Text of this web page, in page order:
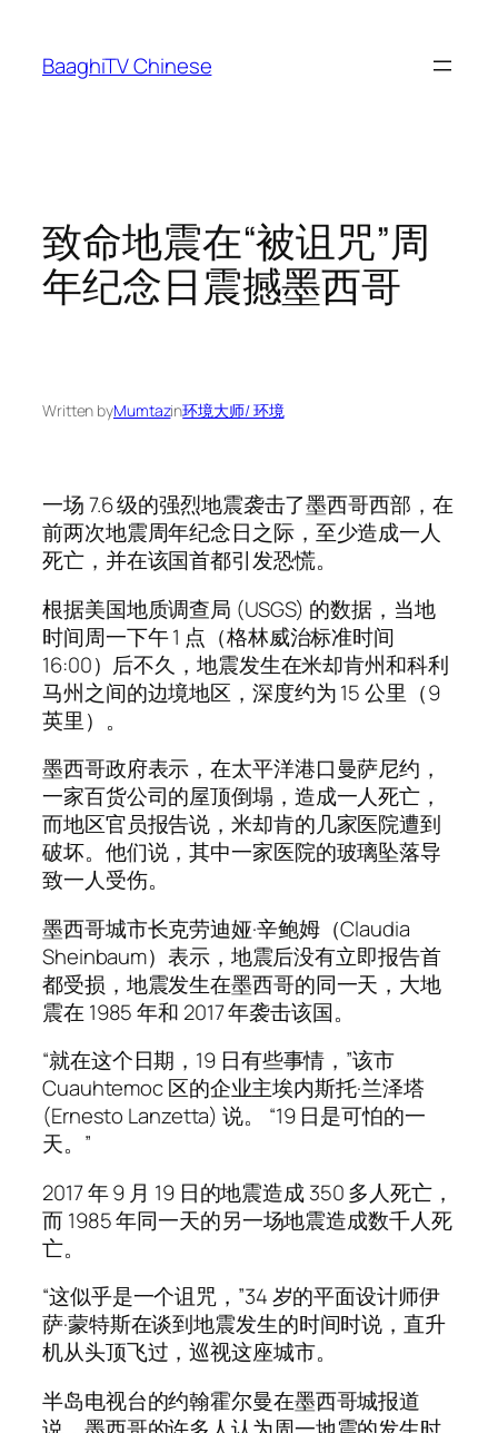
content
BaaghiTV Chinese
致命地震在“被诅咒”周
年纪念日震撼墨西哥
Written byMumtazin环境大师/ 环境
一场 7.6 级的强烈地震袭击了墨西哥西部，在
前两次地震周年纪念日之际，至少造成一人
死亡，并在该国首都引发恐慌。
根据美国地质调查局 (USGS) 的数据，当地
时间周一下午 1 点（格林威治标准时间
16:00）后不久，地震发生在米却肯州和科利
马州之间的边境地区，深度约为 15 公里（9
英里）。
墨西哥政府表示，在太平洋港口曼萨尼约，
一家百货公司的屋顶倒塌，造成一人死亡，
而地区官员报告说，米却肯的几家医院遭到
破坏。他们说，其中一家医院的玻璃坠落导
致一人受伤。
墨西哥城市长克劳迪娅·辛鲍姆（Claudia
Sheinbaum）表示，地震后没有立即报告首
都受损，地震发生在墨西哥的同一天，大地
震在 1985 年和 2017 年袭击该国。
“就在这个日期，19 日有些事情，”该市
Cuauhtemoc 区的企业主埃内斯托·兰泽塔
(Ernesto Lanzetta) 说。 “19 日是可怕的一
天。”
2017 年 9 月 19 日的地震造成 350 多人死亡，
而 1985 年同一天的另一场地震造成数千人死
亡。
“这似乎是一个诅咒，”34 岁的平面设计师伊
萨·蒙特斯在谈到地震发生的时间时说，直升
机从头顶飞过，巡视这座城市。
半岛电视台的约翰霍尔曼在墨西哥城报道